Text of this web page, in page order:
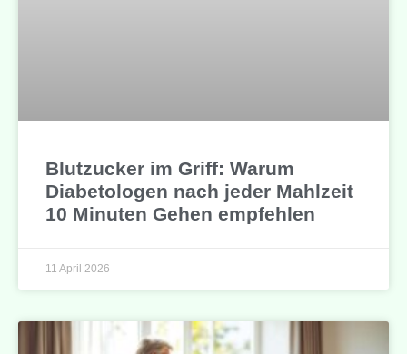
Blutzucker im Griff: Warum
Diabetologen nach jeder Mahlzeit
10 Minuten Gehen empfehlen
11 April 2026